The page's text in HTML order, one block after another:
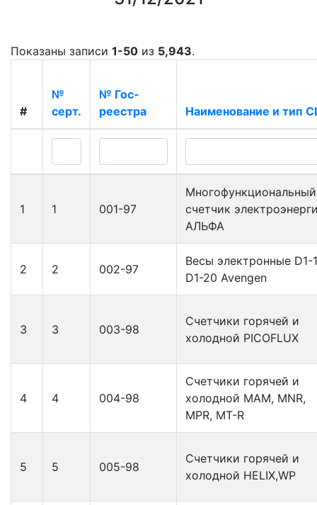
Показаны записи 1-50 из 5,943.
#
№
серт.
№ Гос-
реестра
Наименование и тип
1 1 001-97
Многофункциональный
счетчик
АЛЬФА
2 2 002-97
Весы электронные D1-
D1-20 Avengen
3 3 003-98
Счетчики горячей и
холодной PICOFLUX
4 4 004-98
Счетчики горячей и
холодной MAM, MNR,
MPR, MT-R
5 5 005-98
Счетчики горячей и
холодной HELIX,WP